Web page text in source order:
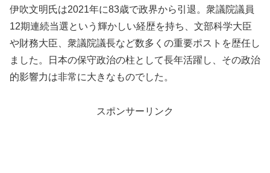
伊吹文明氏は2021年に83歳で政界から引退。衆議院議員
12期連続当選という輝かしい経歴を持ち、文部科学大臣
や財務大臣、衆議院議長など数多くの重要ポストを歴任し
ました。日本の保守政治の柱として長年活躍し、その政治
的影響力は非常に大きなものでした。
スポンサーリンク